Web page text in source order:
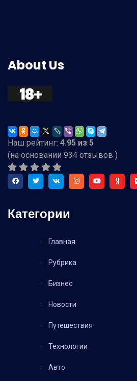
About Us
Наш рейтинг: 4.95 из 5
(на основании 934 отзывов )
Категории
Главная
Рубрика
Бизнес
Новости
Путешествия
Технологии
Авто